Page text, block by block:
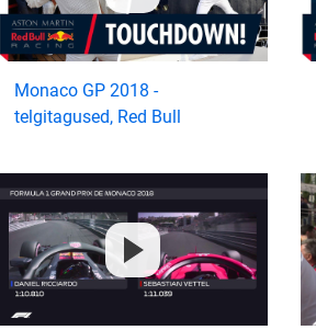
Monaco GP 2018 -
telgitagused, Red Bull